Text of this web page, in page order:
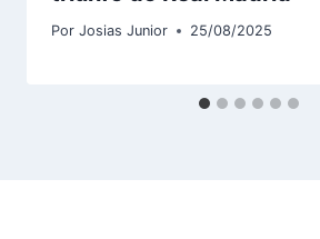
Por Josias Junior 25/08/2025